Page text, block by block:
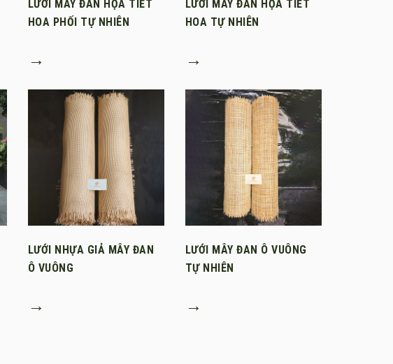
LƯỚI MÂY ĐAN HỌA TIẾT
HOA PHỐI TỰ NHIÊN
→
LƯỚI MÂY ĐAN HỌA TIẾT
HOA TỰ NHIÊN
→
LƯỚI NHỰA GIẢ MÂY ĐAN
Ô VUÔNG
→
LƯỚI MÂY ĐAN Ô VUÔNG
TỰ NHIÊN
→